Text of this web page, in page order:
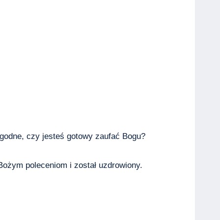
czy jesteś gotowy zaufać Bogu?
poleceniom i został uzdrowiony.